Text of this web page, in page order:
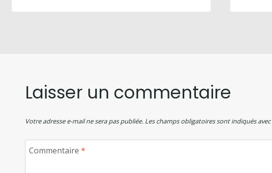
Laisser un commentaire
Votre adresse e-mail ne sera pas publiée. Les champs obligatoires sont indiqués avec
Commentaire *